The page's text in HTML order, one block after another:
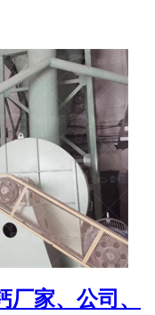
家、公司、